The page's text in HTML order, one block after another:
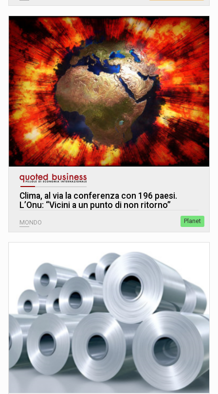
Clima, al via la conferenza con 196 paesi.
L’Onu: “Vicini a un punto di non ritorno”
MONDO Planet